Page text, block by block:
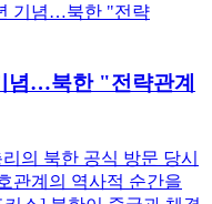
념…북한 "전략관계
의 북한 공식 방문 당시
관계의 역사적 순간을